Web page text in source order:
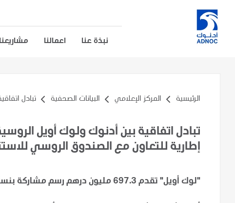
نبذة عنا اعمالنا مشاريعنا
الرئيسية المركز الإعلامي البيانات الصحفية تبادل
تبادل اتفاقية بين أدنوك ولوك أويل
إطارية للتعاون مع الصندوق الروسي
"لوك أويل" تقدم 697.3 مليون درهم رسم مشاركة بنسبة 5% في امتياز "غشا" للغاز الحامض